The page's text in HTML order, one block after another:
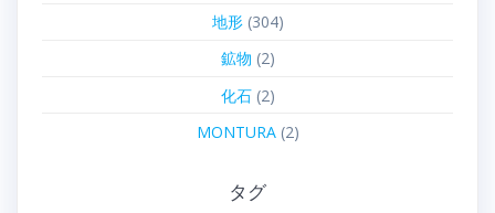
地形(304)
鉱物 (2)
化石(2)
MONTURA(2)
タグ